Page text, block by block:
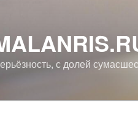
с долей